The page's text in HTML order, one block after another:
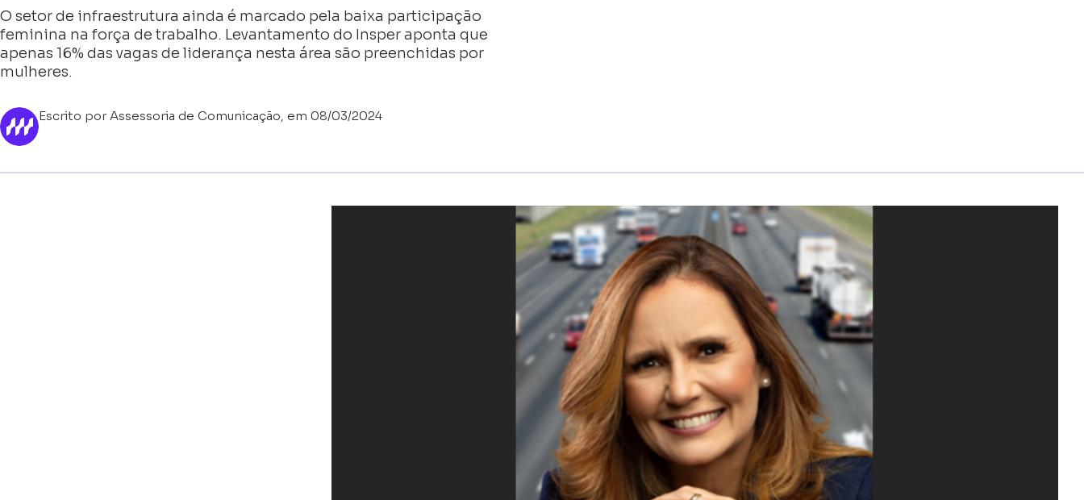
O setor de infraestrutura ainda é marcado pela baixa participação
feminina na força de trabalho. Levantamento do Insper aponta que
apenas 16% das vagas de liderança nesta área são preenchidas por
mulheres.
Escrito por Assessoria de Comunicação, em 08/03/2024